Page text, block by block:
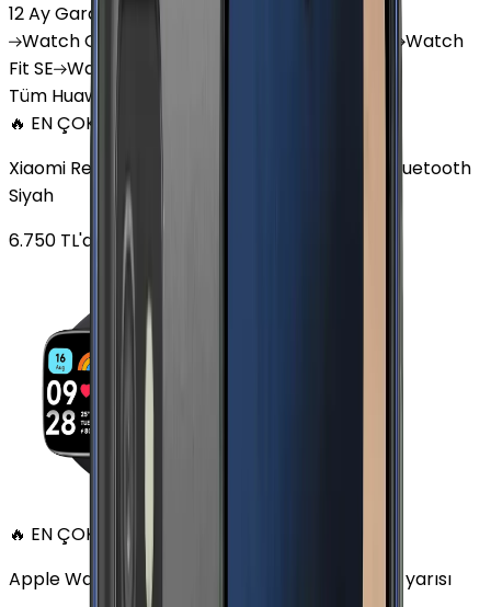
12 Ay Garanti
6 Taksit
WatchGT 4 Watch GT 5 Pro
Watch
Fit SE Watch
Tüm Huawei Watch'lar
🔥 EN ÇOK SATAN
Xiaomi Redmi Watch 3 Active Plastik 47mm Bluetooth
Siyah
6.750 TL'den başlayan fiyatlar
🔥 EN ÇOK SATAN
Apple Watch SE Alüminyum 44mm GPS Gece yarısı